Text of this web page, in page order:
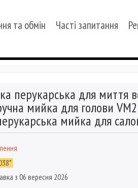
та обмін Часті запитання
перукарська для миття
мийка для голови
мийка для
з 06 вересня 2026